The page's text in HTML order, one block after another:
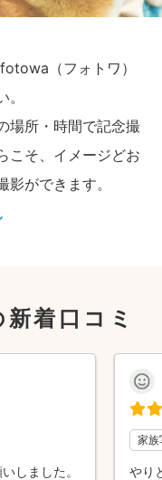
（フォトワ）
場所・時間で記念撮
こそ、イメージどお
ができます。
着口コミ
しました。
家族
やり